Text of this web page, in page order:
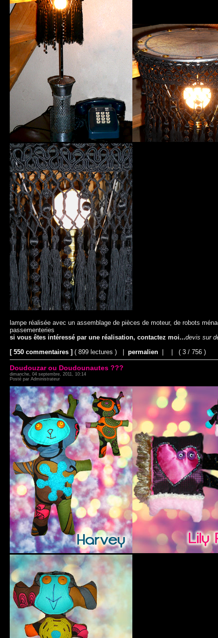
lampe réalisée avec un assemblage de pièces de moteur, de robots
passementeries
si vous êtes intéressé par une réalisation, contactez moi...devis sur
[ 550 commentaires ] ( 899 lectures ) | permalien ( 3 / 756 )
Doudouzar ou Doudounautes ???
dimanche, 04 septembre, 2011, 10:14
Posté par Administrateur